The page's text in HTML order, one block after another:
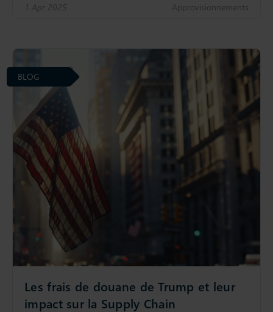
1 Apr 2025 Approvisionnements
Les frais de douane de Trump et leur
impact sur la Supply Chain
BLOG